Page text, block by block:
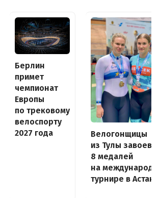
Берлин
примет
чемпионат
Европы
по трековому
велоспорту
2027 года
Велогонщицы
из Тулы
8 медалей
на
турнире в Астане